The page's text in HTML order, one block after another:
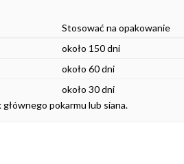
Stosować na opakowanie
około 150 dni
około 60 dni
około 30 dni
pokarmu lub siana.